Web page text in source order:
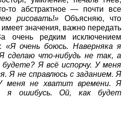
то абстрактное — почти все
рисовать!» Объясняю, что
имеет значения, важно передать
очень редким исключением
«Я очень боюсь. Наверняка я
сделаю что-нибудь не так, а
Я всё испорчу. У меня
Я не справлюсь с заданием. Я
меня не хватит времени. Я
я ошибусь. Ой, как будет